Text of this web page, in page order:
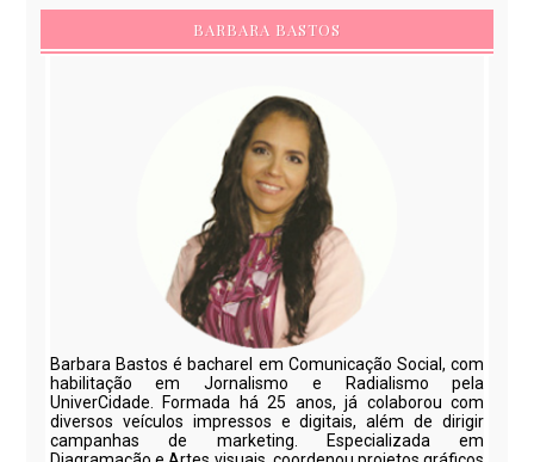
BARBARA BASTOS
Barbara Bastos é bacharel em Comunicação Social, com
habilitação em Jornalismo e Radialismo pela
UniverCidade. Formada há 25 anos, já colaborou com
diversos veículos impressos e digitais, além de dirigir
campanhas de marketing. Especializada em